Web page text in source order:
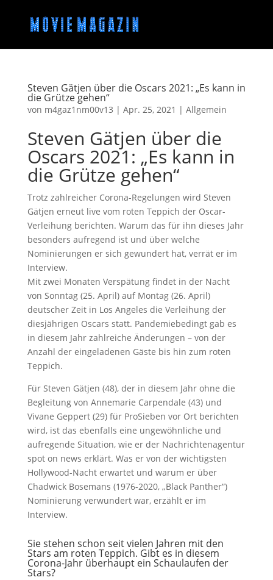
Steven Gätjen über die Oscars 2021: „Es kann in
die Grütze gehen“
von m4gaz1nm00v13 | Apr. 25, 2021 | Allgemein
Steven Gätjen über die
Oscars 2021: „Es kann in
die Grütze gehen“
Trotz zahlreicher Corona-Regelungen wird Steven
Gätjen erneut live vom roten Teppich der Oscar-
Verleihung berichten. Warum das für ihn dieses Jahr
besonders aufregend ist und über welche
Nominierungen er sich gewundert hat, verrät er im
Interview.
Mit zwei Monaten Verspätung findet in der Nacht
von Sonntag (25. April) auf Montag (26. April)
deutscher Zeit in Los Angeles die Verleihung der
diesjährigen Oscars statt. Pandemiebedingt gab es
in diesem Jahr zahlreiche Änderungen – von der
Anzahl der eingeladenen Gäste bis hin zum roten
Teppich.
Für Steven Gätjen (48), der in diesem Jahr ohne die
Begleitung von Annemarie Carpendale (43) und
Vivane Geppert (29) für ProSieben vor Ort berichten
wird, ist das ebenfalls eine ungewöhnliche und
aufregende Situation, wie er der Nachrichtenagentur
spot on news erklärt. Was er von der wichtigsten
Hollywood-Nacht erwartet und warum er über
Chadwick Bosemans (1976-2020, „Black Panther“)
Nominierung verwundert war, erzählt er im
Interview.
Sie stehen schon seit vielen Jahren mit den
Stars am roten Teppich. Gibt es in diesem
Corona-Jahr überhaupt ein Schaulaufen der
Stars?